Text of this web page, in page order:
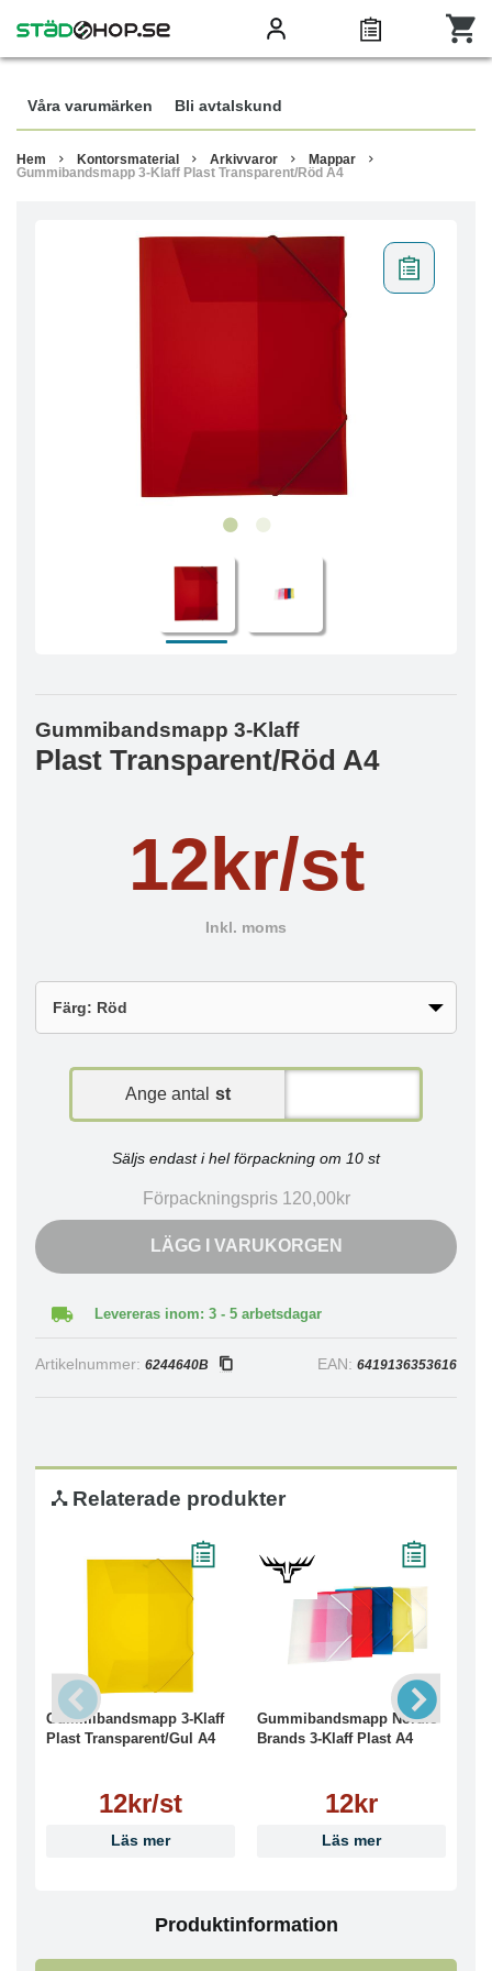
Våra varumärken Bli avtalskund
Hem Kontorsmaterial Arkivvaror
Mappar
Gummibandsmapp 3-Klaff Plast Transparent/Röd A4
Gummibandsmapp 3-Klaff
Plast Transparent/Röd A4
12kr/st
Inkl. moms
Ange antal st
Säljs endast i hel förpackning om 10 st
Förpackningspris 120,00kr
LÄGG I VARUKORGEN
Levereras inom: 3 - 5 arbetsdagar
Artikelnummer: 6244640B EAN: 6419136353616
Relaterade produkter
Gummibandsmapp 3-Klaff
Plast Transparent/Gul A4
12kr/st
Läs mer
Gummibandsmapp Nordic
Brands 3-Klaff Plast A4
12kr
Läs mer
Produktinformation